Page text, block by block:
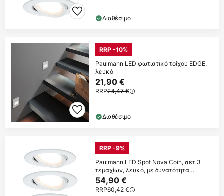
Διαθέσιμο
RRP -10%
Paulmann LED φωτιστικό τοίχου EDGE,
λευκό
21,90 €
RRP24,47 €
Διαθέσιμο
RRP -9%
Paulmann LED Spot Nova Coin, σετ 3
τεμαχίων, λευκό, με δυνατότητα
περιστροφής,
54,90 €
RRP60,42 €